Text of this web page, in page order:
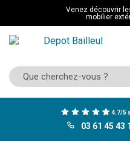
Venez découvrir
mobilier
4.7/5
03 61 45 43